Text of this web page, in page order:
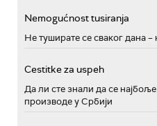
Nemogućnost tusiranja
Не туширате се сваког дана –
Cestitke za uspeh
Да ли сте знали да се
производе у Србији